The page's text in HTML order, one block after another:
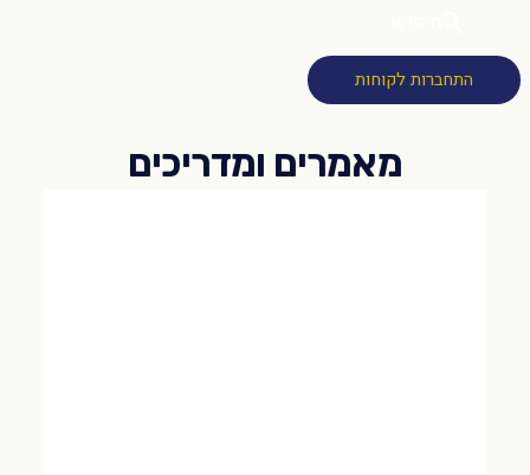
התחברות לקוחות